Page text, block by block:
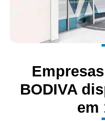
BODIVA
em